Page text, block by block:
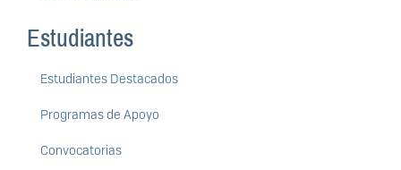
Estudiantes
Estudiantes Destacados
Programas de Apoyo
Convocatorias